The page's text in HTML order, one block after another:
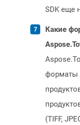
SDK еще
Какие
форматы
(TIFF,